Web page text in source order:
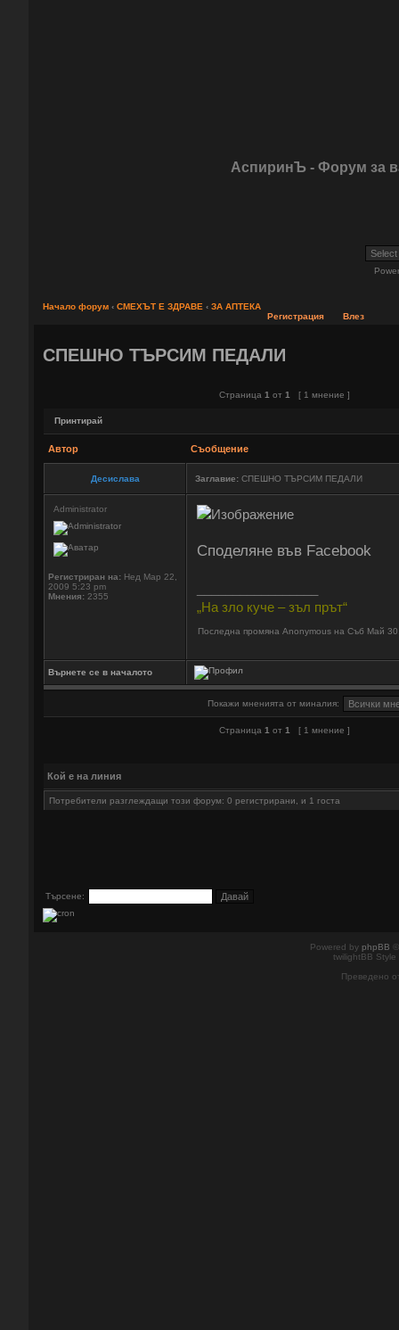
АспиринЪ - Форум за
Начало форум ‹ СМЕХЪТ Е ЗДРАВЕ ‹ ЗА АПТЕКА
Регистрация
Влез
СПЕШНО ТЪРСИМ ПЕДАЛИ
Страница 1 от 1 [ 1 мнение ]
Принтирай
Автор Съобщение
Десислава Заглавие: СПЕШНО ТЪРСИМ ПЕДАЛИ
Administrator
Регистриран на: Нед Мар 22,
2009 5:23 pm
Мнения: 2355
Споделяне във Facebook
„На зло куче – зъл прът“
Последна промяна Anonymous на Съб Май
Върнете се в началото
Покажи мненията от миналия:
Страница 1 от 1 [ 1 мнение ]
Кой е на линия
Потребители разглеждащи този форум: 0 регистрирани, и 1 госта
Търсене:
Powered by phpBB
twilightBB
Преведено